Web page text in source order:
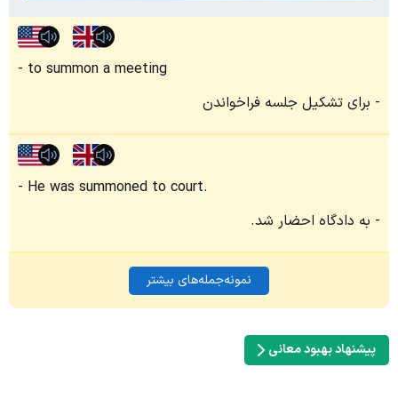
to summon a meeting
برای تشکیل جلسه فراخواندن
He was summoned to court.
به دادگاه احضار شد.
نمونه‌جمله‌های بیشتر
پیشنهاد بهبود معانی